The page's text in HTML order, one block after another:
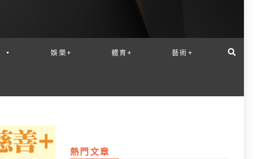
娛樂+ 體育+ 藝術+
熱門文章